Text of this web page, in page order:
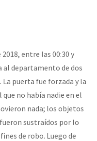
entre las 00:30 y
al departamento de dos
puerta fue forzada y la
no había nadie en el
nada; los objetos
sustraídos por lo
de robo. Luego de